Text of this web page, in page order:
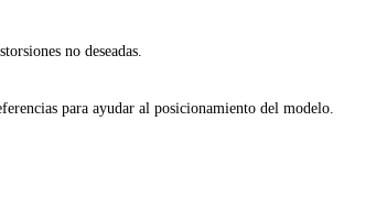
no deseadas.
para ayudar al posicionamiento del modelo.